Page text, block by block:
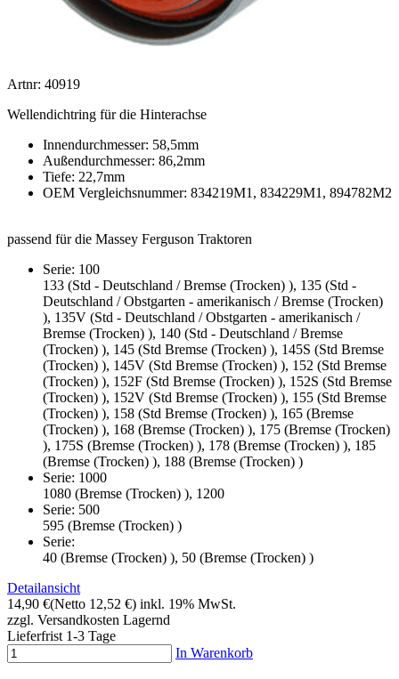
Artnr: 40919
Wellendichtring für die Hinterachse
Innendurchmesser: 58,5mm
Außendurchmesser: 86,2mm
Tiefe: 22,7mm
OEM Vergleichsnummer: 834219M1, 834229M1, 894782M2
passend für die Massey Ferguson Traktoren
Serie: 100
133 (Std - Deutschland / Bremse (Trocken) ), 135 (Std -
Deutschland / Obstgarten - amerikanisch / Bremse (Trocken)
), 135V (Std - Deutschland / Obstgarten - amerikanisch /
Bremse (Trocken) ), 140 (Std - Deutschland / Bremse
(Trocken) ), 145 (Std Bremse (Trocken) ), 145S (Std Bremse
(Trocken) ), 145V (Std Bremse (Trocken) ), 152 (Std Bremse
(Trocken) ), 152F (Std Bremse (Trocken) ), 152S (Std Bremse
(Trocken) ), 152V (Std Bremse (Trocken) ), 155 (Std Bremse
(Trocken) ), 158 (Std Bremse (Trocken) ), 165 (Bremse
(Trocken) ), 168 (Bremse (Trocken) ), 175 (Bremse (Trocken)
), 175S (Bremse (Trocken) ), 178 (Bremse (Trocken) ), 185
(Bremse (Trocken) ), 188 (Bremse (Trocken) )
Serie: 1000
1080 (Bremse (Trocken) ), 1200
Serie: 500
595 (Bremse (Trocken) )
Serie:
40 (Bremse (Trocken) ), 50 (Bremse (Trocken) )
Detailansicht
14,90 €(Netto 12,52 €) inkl. 19% MwSt.
zzgl. Versandkosten Lagernd
Lieferfrist 1-3 Tage
In Warenkorb